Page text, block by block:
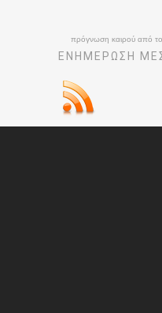
πρόγνωση καιρού από
ΕΝΗΜΈΡΩΣΉ